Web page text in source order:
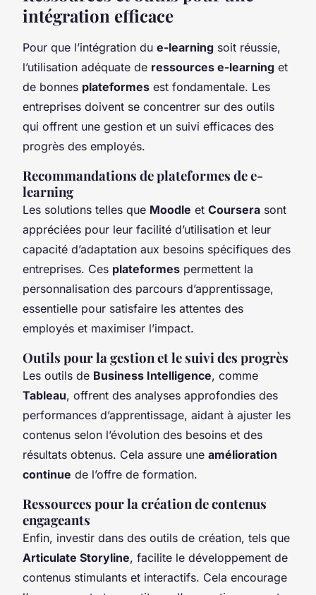
intégration efficace
Pour que l’intégration du e-learning soit réussie,
l’utilisation adéquate de ressources e-learning et
de bonnes plateformes est fondamentale. Les
entreprises doivent se concentrer sur des outils
qui offrent une gestion et un suivi efficaces des
progrès des employés.
Recommandations de plateformes de e-
learning
Les solutions telles que Moodle et Coursera sont
appréciées pour leur facilité d’utilisation et leur
capacité d’adaptation aux besoins spécifiques des
entreprises. Ces plateformes permettent la
personnalisation des parcours d’apprentissage,
essentielle pour satisfaire les attentes des
employés et maximiser l’impact.
Outils pour la gestion et le suivi des progrès
Les outils de Business Intelligence, comme
Tableau, offrent des analyses approfondies des
performances d’apprentissage, aidant à ajuster les
contenus selon l’évolution des besoins et des
résultats obtenus. Cela assure une amélioration
continue de l’offre de formation.
Ressources pour la création de contenus
engageants
Enfin, investir dans des outils de création, tels que
Articulate Storyline, facilite le développement de
contenus stimulants et interactifs. Cela encourage